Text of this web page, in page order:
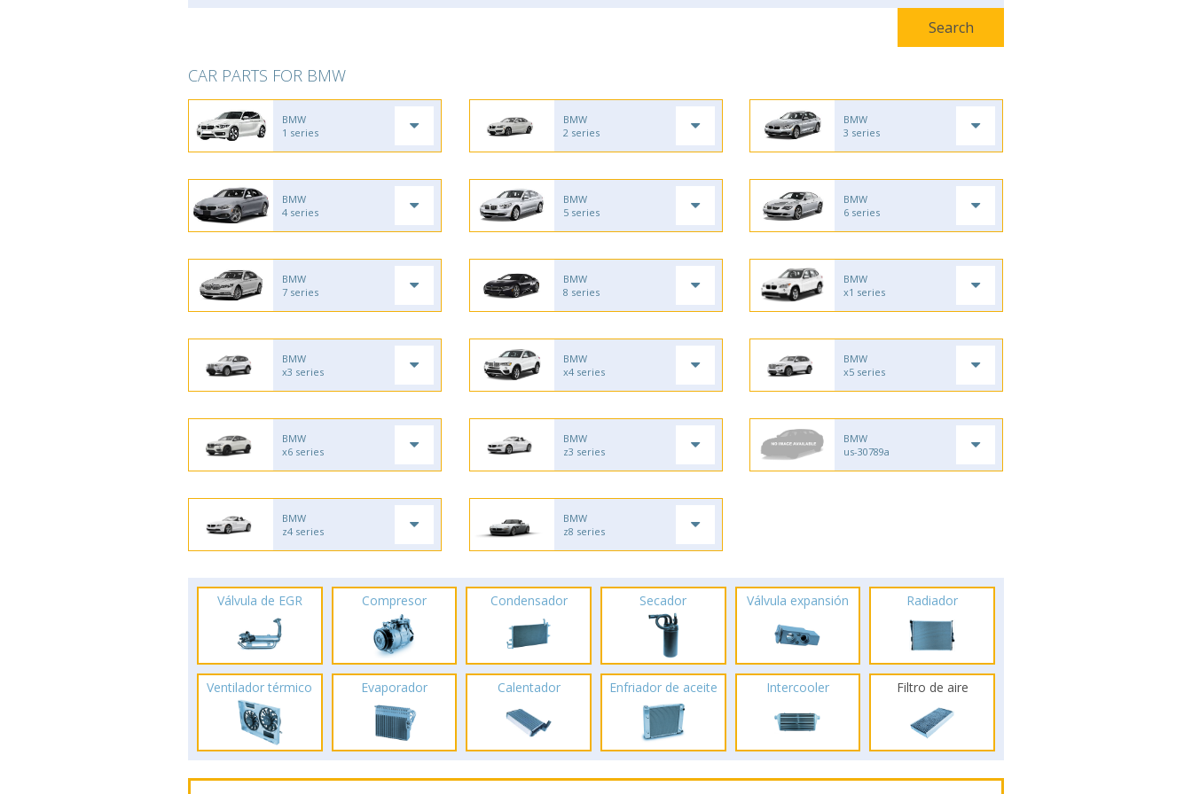
CAR PARTS FOR BMW
BMW
1 series
BMW
2 series
BMW
3 series
BMW
4 series
BMW
5 series
BMW
6 series
BMW
7 series
BMW
8 series
BMW
x1 series
BMW
x3 series
BMW
x4 series
BMW
x5 series
BMW
x6 series
BMW
z3 series
BMW
us-30789a
BMW
z4 series
BMW
z8 series
Válvula de EGR Compresor Condensador Secador Válvula expansión Radiador
Ventilador térmico Evaporador Calentador Enfriador de aceite Intercooler Filtro de aire